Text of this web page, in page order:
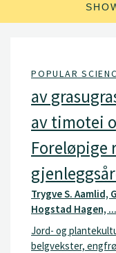
POPULAR
av
av timotei
Foreløpige
Trygve S. Aamlid,
Hogstad Hagen, ...
Jord- og
belgvekster,